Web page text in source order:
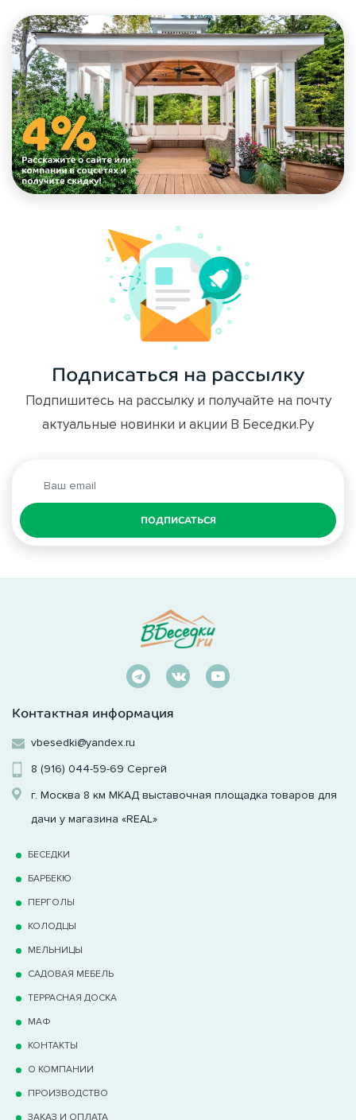
Подписаться на рассылку
Подпишитесь на рассылку и получайте на почту
актуальные новинки и акции В Беседки.Ру
ПОДПИСАТЬСЯ
Контактная информация
vbesedki@yandex.ru
8 (916) 044-59-69 Сергей
г. Москва 8 км МКАД выставочная площадка товаров для
дачи у магазина «REAL»
БЕСЕДКИ
БАРБЕКЮ
ПЕРГОЛЫ
КОЛОДЦЫ
МЕЛЬНИЦЫ
САДОВАЯ МЕБЕЛЬ
ТЕРРАCНАЯ ДОСКА
МАФ
КОНТАКТЫ
О КОМПАНИИ
ПРОИЗВОДСТВО
ЗАКАЗ И ОПЛАТА